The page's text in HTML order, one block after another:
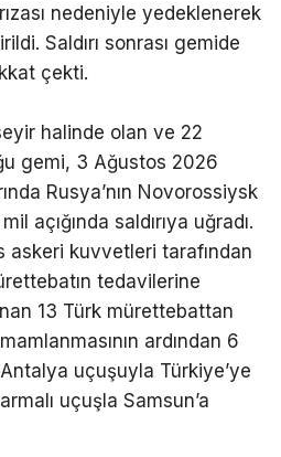
nedeniyle yedeklenerek
Saldırı sonrası gemide
çekti.
halinde olan ve 22
gemi, 3 Ağustos 2026
Rusya’nın Novorossiysk
açığında saldırıya uğradı.
askeri kuvvetleri tarafından
tedavilerine
13 Türk mürettebattan
ardından 6
uçuşuyla Türkiye’ye
uçuşla Samsun’a